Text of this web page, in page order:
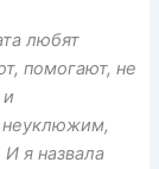
любят
помогают, не
неуклюжим,
я назвала